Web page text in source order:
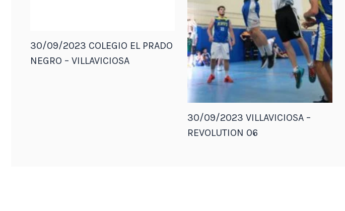
30/09/2023 COLEGIO EL PRADO
NEGRO – VILLAVICIOSA
30/09/2023 VILLAVICIOSA –
REVOLUTION 06